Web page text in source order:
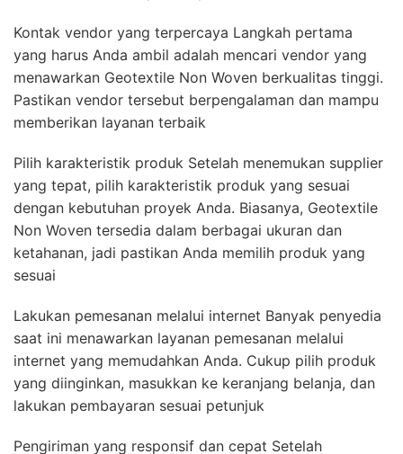
Kontak vendor yang terpercaya Langkah pertama
yang harus Anda ambil adalah mencari vendor yang
menawarkan Geotextile Non Woven berkualitas tinggi.
Pastikan vendor tersebut berpengalaman dan mampu
memberikan layanan terbaik
Pilih karakteristik produk Setelah menemukan supplier
yang tepat, pilih karakteristik produk yang sesuai
dengan kebutuhan proyek Anda. Biasanya, Geotextile
Non Woven tersedia dalam berbagai ukuran dan
ketahanan, jadi pastikan Anda memilih produk yang
sesuai
Lakukan pemesanan melalui internet Banyak penyedia
saat ini menawarkan layanan pemesanan melalui
internet yang memudahkan Anda. Cukup pilih produk
yang diinginkan, masukkan ke keranjang belanja, dan
lakukan pembayaran sesuai petunjuk
Pengiriman yang responsif dan cepat Setelah